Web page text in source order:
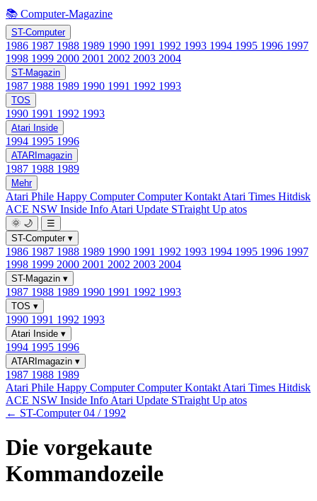
📚 Computer-Magazine
ST-Computer
1986 1987 1988 1989 1990 1991 1992 1993 1994 1995 1996 1997
1998 1999 2000 2001 2002 2003 2004
ST-Magazin
1987 1988 1989 1990 1991 1992 1993
TOS
1990 1991 1992 1993
Atari Inside
1994 1995 1996
ATARImagazin
1987 1988 1989
Mehr
Atari Phile Happy ComputerComputer Kontakt Atari Times Hitdisk
ACE NSW Inside Info Atari Update STraight Up atos
🌞 🌙
☰
ST-Computer ▾
1986 1987 1988 1989 1990 1991 1992 1993 1994 1995 1996 1997
1998 1999 2000 2001 2002 2003 2004
ST-Magazin ▾
1987 1988 1989 1990 1991 1992 1993
TOS ▾
1990 1991 1992 1993
Atari Inside ▾
1994 1995 1996
ATARImagazin ▾
1987 1988 1989
Atari Phile Happy ComputerComputer Kontakt Atari Times Hitdisk
ACE NSW Inside Info Atari Update STraight Up atos
← ST-Computer 04 / 1992
Die vorgekaute
Kommandozeile